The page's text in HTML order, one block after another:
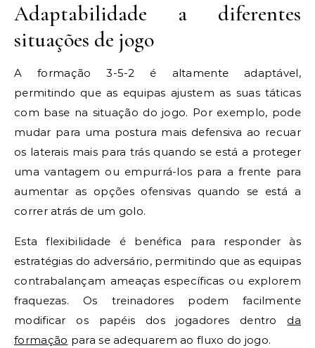
Adaptabilidade a diferentes
situações de jogo
A formação 3-5-2 é altamente adaptável,
permitindo que as equipas ajustem as suas táticas
com base na situação do jogo. Por exemplo, pode
mudar para uma postura mais defensiva ao recuar
os laterais mais para trás quando se está a proteger
uma vantagem ou empurrá-los para a frente para
aumentar as opções ofensivas quando se está a
correr atrás de um golo.
Esta flexibilidade é benéfica para responder às
estratégias do adversário, permitindo que as equipas
contrabalançam ameaças específicas ou explorem
fraquezas. Os treinadores podem facilmente
modificar os papéis dos jogadores dentro da
formação para se adequarem ao fluxo do jogo.